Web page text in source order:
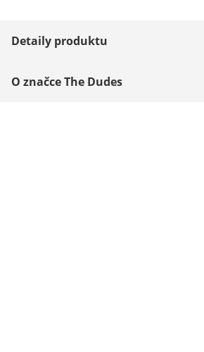
Detaily produktu
O značce The Dudes